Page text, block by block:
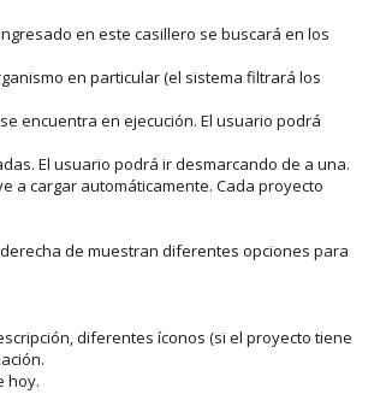
en este casillero se buscará en los
en particular (el sistema filtrará los
encuentra en ejecución. El usuario podrá
El usuario podrá ir desmarcando de a una.
a cargar automáticamente. Cada proyecto
de muestran diferentes opciones para
diferentes íconos (si el proyecto tiene
hoy.